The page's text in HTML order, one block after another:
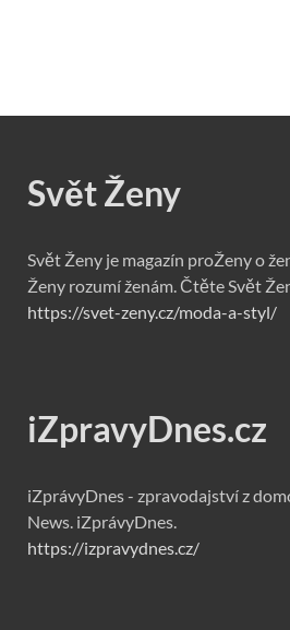
Svět Ženy
Svět Ženy je magazín proŽeny o
Ženy rozumí ženám. Čtěte Svět
https://svet-zeny.cz/moda-a-styl/
iZpravyDnes.cz
iZprávyDnes - zpravodajství z
News. iZprávyDnes.
https://izpravydnes.cz/